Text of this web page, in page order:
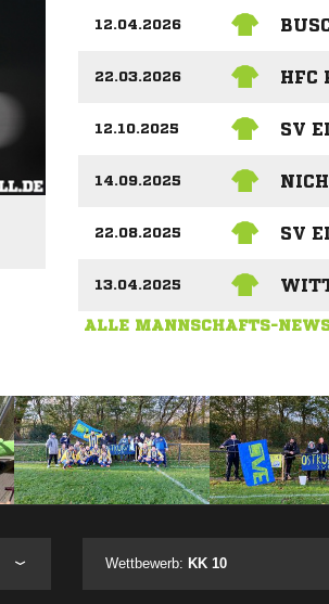
12.04.2026
22.03.2026 HFC
12.10.2025 SV
14.09.2025
22.08.2025 SV
13.04.2025
ALLE MANNSCHAFTS-
Wettbewerb: KK 10